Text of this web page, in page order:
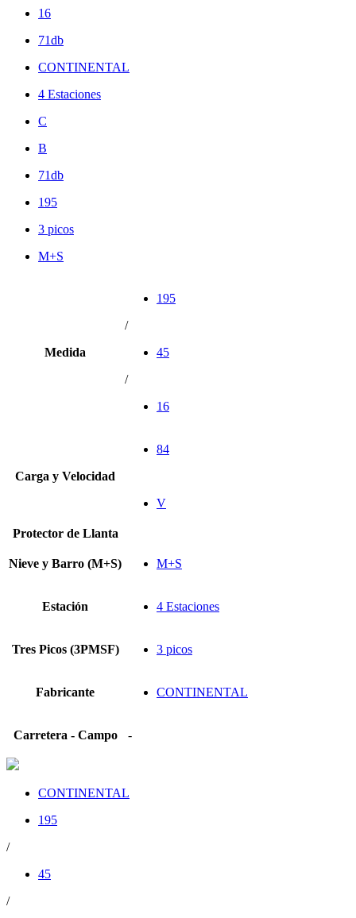
16
71db
CONTINENTAL
4 Estaciones
C
B
71db
195
3 picos
M+S
Medida
195
/
45
/
16
Carga y Velocidad
84
V
Protector de Llanta
Nieve y Barro (M+S) M+S
Estación 4 Estaciones
Tres Picos (3PMSF) 3 picos
Fabricante CONTINENTAL
Carretera - Campo -
CONTINENTAL
195
/
45
/